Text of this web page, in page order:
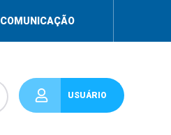
COMUNICAÇÃO
USUÁRIO